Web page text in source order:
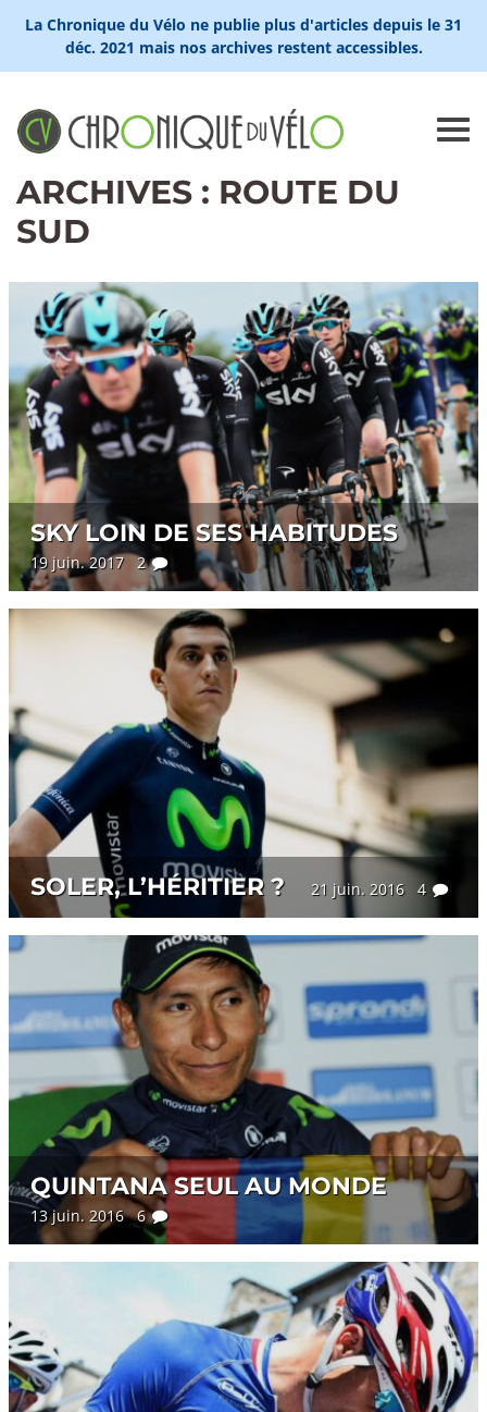
La Chronique du Vélo ne publie plus d'articles depuis le 31
déc. 2021 mais nos archives restent accessibles.
ARCHIVES : ROUTE DU
SUD
SKY LOIN DE SES HABITUDES
19 juin. 2017 2
SOLER, L’HÉRITIER ? 21 juin. 2016 4
QUINTANA SEUL AU MONDE
13 juin. 2016 6